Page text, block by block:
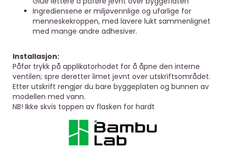
Ingrediensene er miljøvennlige og ufarlige for
menneskekroppen, med lavere lukt sammenlignet
med mange andre adhesiver.
Installasjon:
Påfør trykk på applikatorhodet for å åpne den interne
ventilen; spre deretter limet jevnt over utskriftsområdet.
Etter utskrift rengjør du bare byggeplaten og bunnen av
modellen med vann.
NB! Ikke skvis toppen av flasken for hardt